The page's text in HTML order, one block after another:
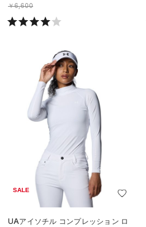
￥6,600
SALE
UAアイソチル コンプレッション ロ